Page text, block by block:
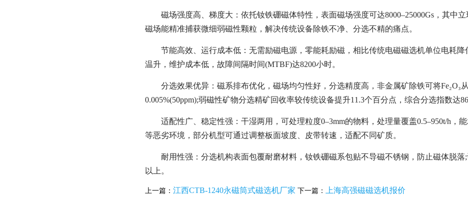
磁场强度高、梯度大：依托钕铁硼磁体特性，表面磁场强度可达8000–25000Gs，其中
磁场能精准捕获微细弱磁性颗粒，解决传统设备除铁不净、分选不精的痛点。
节能高效、运行成本低：无需励磁电源，零能耗励磁，相比传统电磁磁选机单位电耗
温升，维护成本低，故障间隔时间(MTBF)达8200小时。
分选效果优异：磁系排布优化，磁场均匀性好，分选精度高，非金属矿除铁可将Fe₂O₃
0.005%(50ppm);弱磁性矿物分选精矿回收率较传统设备提升11.3个百分点，综合分选指数达
适配性广、稳定性强：干湿两用，可处理粒度0–3mm的物料，处理量覆盖0.5–950t/h，
等恶劣环境，部分机型可通过调整板面坡度、皮带转速，适配不同矿质。
耐用性强：分选机构表面包覆耐磨材料，钕铁硼磁系包贴不导磁不锈钢，防止磁体脱
以上。
上一篇： 江西CTB-1240永磁筒式磁选机厂家 下一篇： 上海高强磁磁选机报价